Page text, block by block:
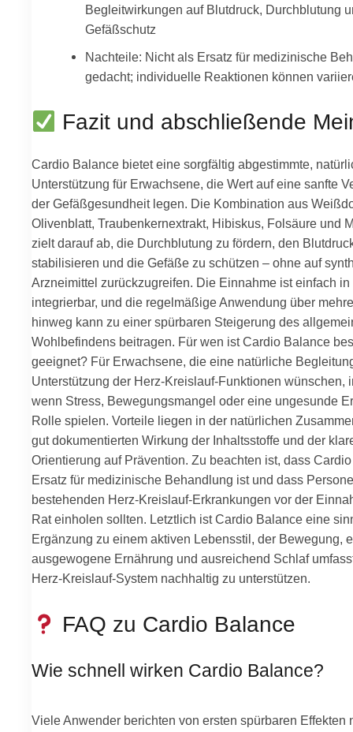
Begleitwirkungen auf Blutdruck, Durchblutung
Gefäßschutz
Nachteile: Nicht als Ersatz für medizinische
gedacht; individuelle Reaktionen können
Fazit und abschließende
Cardio Balance bietet eine sorgfältig abgestimmte,
Unterstützung für Erwachsene, die Wert auf eine sanfte
der Gefäßgesundheit legen. Die Kombination aus
Olivenblatt, Traubenkernextrakt, Hibiskus, Folsäure und
zielt darauf ab, die Durchblutung zu fördern, den
stabilisieren und die Gefäße zu schützen – ohne auf
Arzneimittel zurückzugreifen. Die Einnahme ist einfach
integrierbar, und die regelmäßige Anwendung über
hinweg kann zu einer spürbaren Steigerung des
Wohlbefindens beitragen. Für wen ist Cardio Balance
geeignet? Für Erwachsene, die eine natürliche
Unterstützung der Herz-Kreislauf-Funktionen wünschen,
wenn Stress, Bewegungsmangel oder eine ungesunde
Rolle spielen. Vorteile liegen in der natürlichen
gut dokumentierten Wirkung der Inhaltsstoffe und der
Orientierung auf Prävention. Zu beachten ist, dass
Ersatz für medizinische Behandlung ist und dass
bestehenden Herz-Kreislauf-Erkrankungen vor der
Rat einholen sollten. Letztlich ist Cardio Balance eine
Ergänzung zu einem aktiven Lebensstil, der Bewegung,
ausgewogene Ernährung und ausreichend Schlaf
Herz-Kreislauf-System nachhaltig zu unterstützen.
FAQ zu Cardio Balance
Wie schnell wirken Cardio Balance?
Viele Anwender berichten von ersten spürbaren Effekten